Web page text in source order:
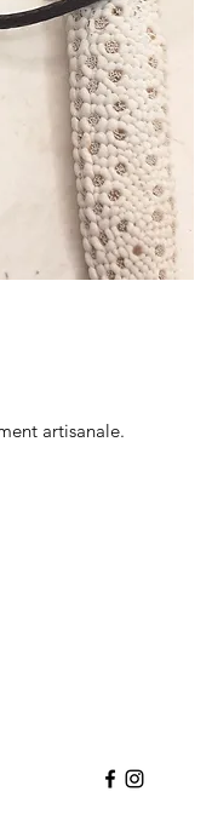
artisanale.